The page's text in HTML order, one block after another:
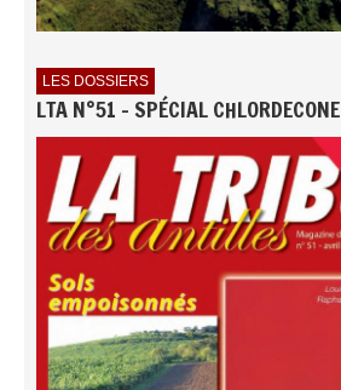
LES DOSSIERS
LTA N°51 - SPÉCIAL CHLORDECONE